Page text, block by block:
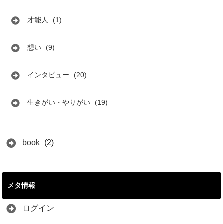
才能人 (1)
想い (9)
インタビュー (20)
生きがい・やりがい (19)
book (2)
メタ情報
ログイン